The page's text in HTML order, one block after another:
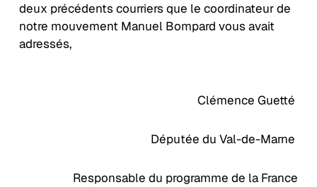
deux précédents courriers que le coordinateur de
notre mouvement Manuel Bompard vous avait
adressés,
Clémence Guetté
Députée du Val-de-Marne
Responsable du programme de la France